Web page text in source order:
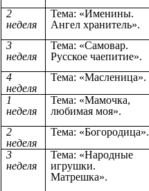
2
неделя
Тема: «Именины.
Ангел хранитель».
3
неделя
Тема: «Самовар.
Русское чаепитие».
4
неделя
Тема: «Масленица».
1
неделя
Тема: «Мамочка,
любимая моя».
2
неделя
Тема: «Богородица».
3
неделя
Тема: «Народные
игрушки.
Матрешка».